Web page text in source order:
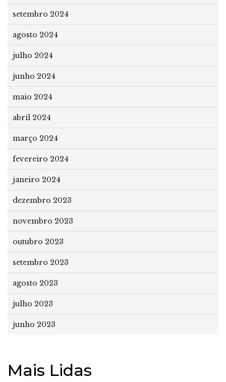
setembro 2024
agosto 2024
julho 2024
junho 2024
maio 2024
abril 2024
março 2024
fevereiro 2024
janeiro 2024
dezembro 2023
novembro 2023
outubro 2023
setembro 2023
agosto 2023
julho 2023
junho 2023
Mais Lidas